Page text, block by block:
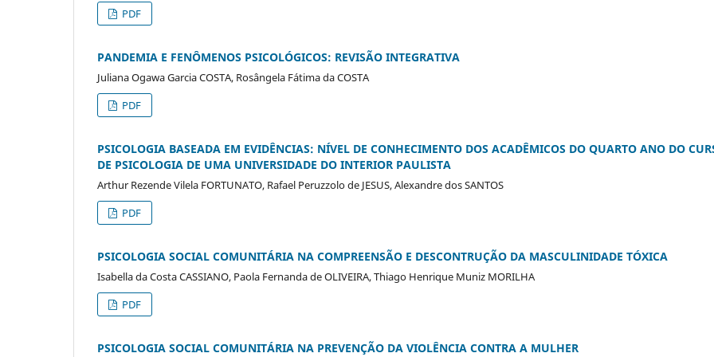
PDF
PANDEMIA E FENÔMENOS PSICOLÓGICOS: REVISÃO INTEGRATIVA
Juliana Ogawa Garcia COSTA, Rosângela Fátima da COSTA
PDF
PSICOLOGIA BASEADA EM EVIDÊNCIAS: NÍVEL DE CONHECIMENTO DOS ACADÊMICOS DO QUARTO ANO DO
DE PSICOLOGIA DE UMA UNIVERSIDADE DO INTERIOR PAULISTA
Arthur Rezende Vilela FORTUNATO, Rafael Peruzzolo de JESUS, Alexandre dos SANTOS
PDF
PSICOLOGIA SOCIAL COMUNITÁRIA NA COMPREENSÃO E DESCONTRUÇÃO DA MASCULINIDADE TÓXICA
Isabella da Costa CASSIANO, Paola Fernanda de OLIVEIRA, Thiago Henrique Muniz MORILHA
PDF
PSICOLOGIA SOCIAL COMUNITÁRIA NA PREVENÇÃO DA VIOLÊNCIA CONTRA A MULHER